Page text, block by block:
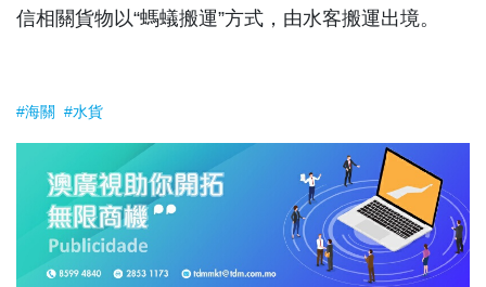
信相關貨物以“螞蟻搬運”方式，由水客搬運出境。
#海關 #水貨